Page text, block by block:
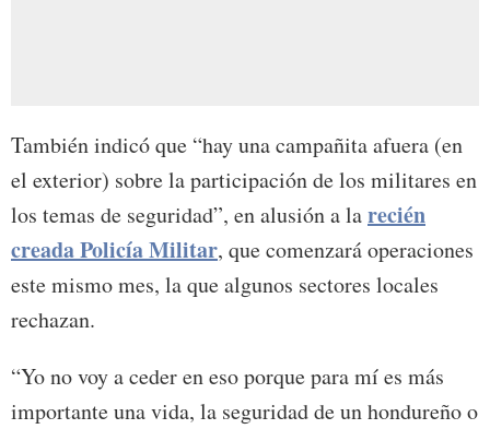
También indicó que “hay una campañita afuera (en
el exterior) sobre la participación de los militares en
los temas de seguridad”, en alusión a larecién
creada Policía Militar, que comenzará operaciones
este mismo mes, la que algunos sectores locales
rechazan.
“Yo no voy a ceder en eso porque para mí es más
importante una vida, la seguridad de un hondureño o